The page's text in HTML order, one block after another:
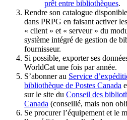
prêt entre bibliothèques.
Rendre son catalogue
dans PRPG en faisant activer
« client » et « serveur » du
système intégré de gestion de
fournisseur.
Si possible, exporter ses
WorldCat une fois par année.
S’abonner au Service
bibliothèque de Postes Canada
sur le site du Conseil des
Canada (conseillé, mais non
Se procurer l’équipement et le